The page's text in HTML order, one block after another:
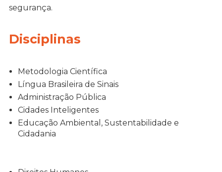
segurança.
Disciplinas
Metodologia Científica
Língua Brasileira de Sinais
Administração Pública
Cidades Inteligentes
Educação Ambiental, Sustentabilidade e
Cidadania